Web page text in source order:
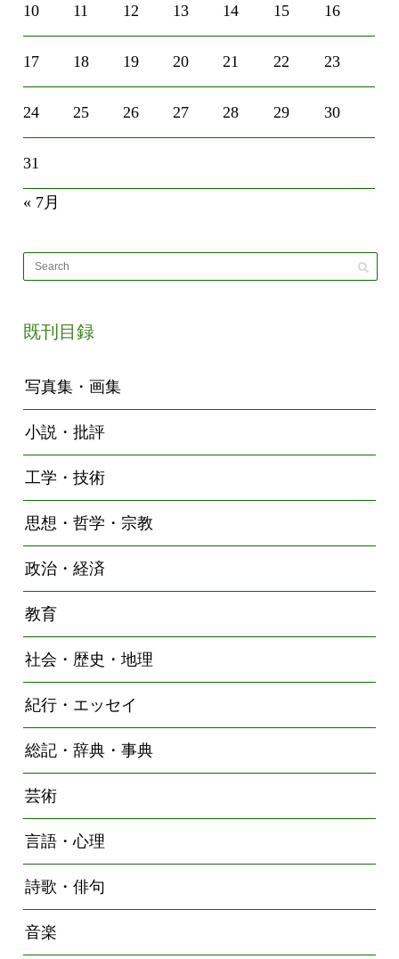
10 11 12 13 14 15 16
17 18 19 20 21 22 23
24 25 26 27 28 29 30
31
« 7月
既刊目録
写真集・画集
小説・批評
工学・技術
思想・哲学・宗教
政治・経済
教育
社会・歴史・地理
紀行・エッセイ
総記・辞典・事典
芸術
言語・心理
詩歌・俳句
音楽